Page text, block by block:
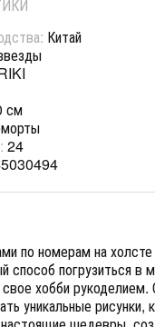
Китай
см
24
по номерам на
способ погрузиться в
свое хобби
уникальные рисунки,